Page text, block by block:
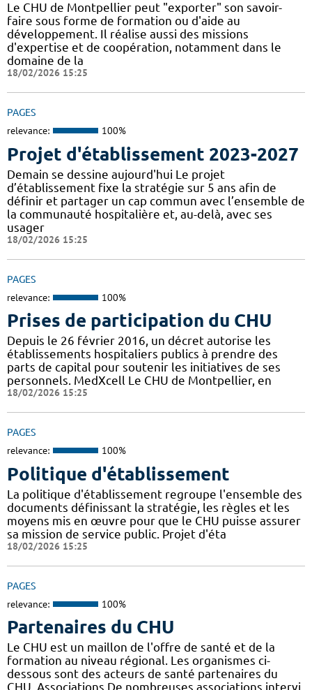
Le CHU de Montpellier peut "exporter" son savoir-
faire sous forme de formation ou d'aide au
développement. Il réalise aussi des missions
d'expertise et de coopération, notamment dans le
domaine de la
18/02/2026 15:25
PAGES
relevance: 100%
Projet d'établissement 2023-2027
Demain se dessine aujourd'hui Le projet
d’établissement fixe la stratégie sur 5 ans afin de
définir et partager un cap commun avec l’ensemble de
la communauté hospitalière et, au-delà, avec ses
usager
18/02/2026 15:25
PAGES
relevance: 100%
Prises de participation du CHU
Depuis le 26 février 2016, un décret autorise les
établissements hospitaliers publics à prendre des
parts de capital pour soutenir les initiatives de ses
personnels. MedXcell Le CHU de Montpellier, en
18/02/2026 15:25
PAGES
relevance: 100%
Politique d'établissement
La politique d'établissement regroupe l'ensemble des
documents définissant la stratégie, les règles et les
moyens mis en œuvre pour que le CHU puisse assurer
sa mission de service public. Projet d'éta
18/02/2026 15:25
PAGES
relevance: 100%
Partenaires du CHU
Le CHU est un maillon de l'offre de santé et de la
formation au niveau régional. Les organismes ci-
dessous sont des acteurs de santé partenaires du
CHU. Associations De nombreuses associations intervi